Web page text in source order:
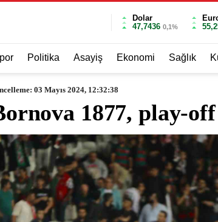
Dolar
47,7436 0,1%
Politika Asayiş Ekonomi Sağlık
03 Mayıs 2024, 12:32:38
1877, play-